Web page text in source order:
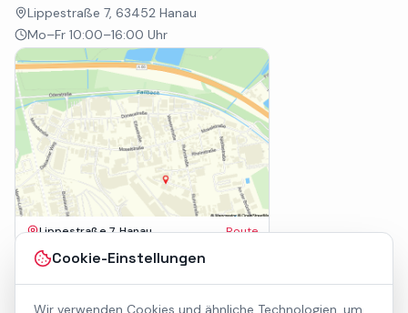
Cookie-Einstellungen
Wir verwenden Cookies und ähnliche Technologien, um
Lippestraße 7, 63452 Hanau
Mo–Fr 10:00–16:00 Uhr
Lippestraße 7, Hanau Route
Impressum